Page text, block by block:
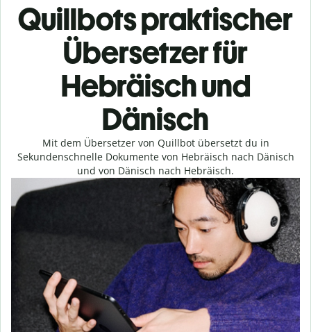
Quillbots praktischer
Übersetzer für
Hebräisch und
Dänisch
Mit dem Übersetzer von Quillbot übersetzt du in
Sekundenschnelle Dokumente von Hebräisch nach Dänisch
und von Dänisch nach Hebräisch.